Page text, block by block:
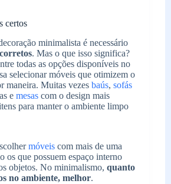
certos
minimalista é necessário
. Mas o que isso significa?
todas as opções disponíveis no
selecionar móveis que otimizem o
maneira. Muitas vezes baús, sofás
e mesas com o design mais
para manter o ambiente limpo
móveis com mais de uma
os que possuem espaço interno
objetos. No minimalismo, quanto
no ambiente, melhor.